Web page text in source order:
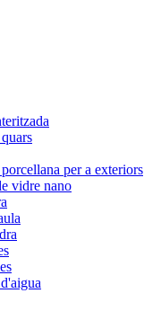
per a exteriors
vidre nano